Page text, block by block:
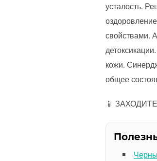
усталость.
свойствами.
кожи.
общее
📱